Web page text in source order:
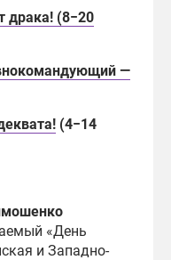
драка! (8−20
—
(4−14
«День
и Западно-